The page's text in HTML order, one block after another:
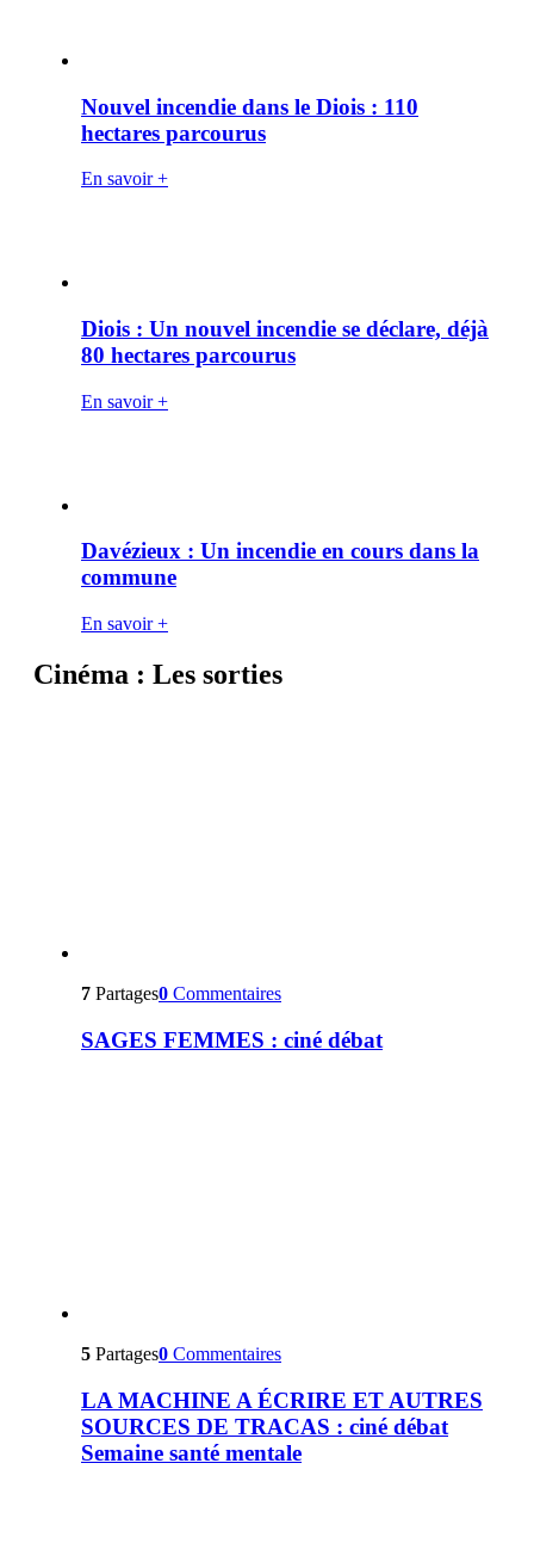
Nouvel incendie dans le Diois : 110
hectares parcourus
En savoir +
Diois : Un nouvel incendie se déclare, déjà
80 hectares parcourus
En savoir +
Davézieux : Un incendie en cours dans la
commune
En savoir +
Cinéma : Les sorties
7 Partages0 Commentaires
SAGES FEMMES : ciné débat
5 Partages0 Commentaires
LA MACHINE A ÉCRIRE ET AUTRES
SOURCES DE TRACAS : ciné débat
Semaine santé mentale